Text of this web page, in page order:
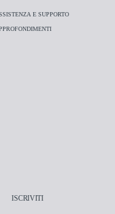
E SUPPORTO
ISCRIVITI